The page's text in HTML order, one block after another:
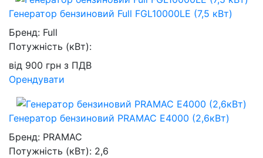
Генератор бензиновий Full FGL10000LE (7,5 кВт)
Бренд: Full
Потужність (кВт):
від 900 грн з ПДВ
Орендувати
Генератор бензиновий PRAMAC E4000 (2,6кВт)
Бренд: PRAMAC
Потужність (кВт): 2,6